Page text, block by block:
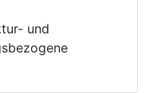
und